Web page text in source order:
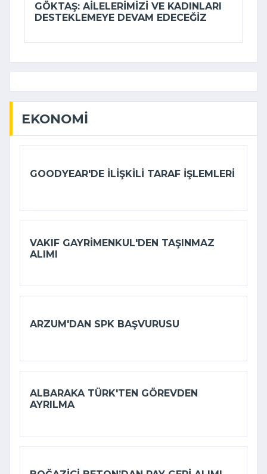
GÖKTAŞ: AILELERIMIZI VE KADINLARI
DESTEKLEMEYE DEVAM EDECEĞIZ
EKONOMI
GOODYEAR'DE ILIŞKILI TARAF IŞLEMLERI
VAKIF GAYRIMENKUL'DEN TAŞINMAZ
ALIMI
ARZUM'DAN SPK BAŞVURUSU
ALBARAKA TÜRK'TEN GÖREVDEN
AYRILMA